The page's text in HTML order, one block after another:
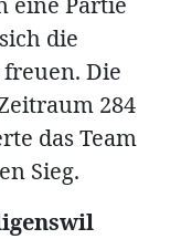
die
Die
284
das Team
Sieg.